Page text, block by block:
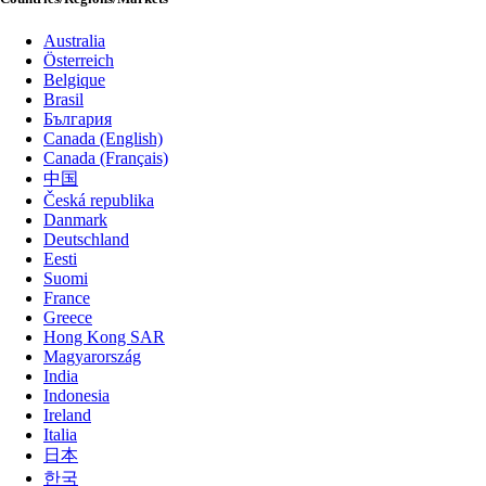
Australia
Österreich
Belgique
Brasil
България
Canada (English)
Canada (Français)
中国
Česká republika
Danmark
Deutschland
Eesti
Suomi
France
Greece
Hong Kong SAR
Magyarország
India
Indonesia
Ireland
Italia
日本
한국